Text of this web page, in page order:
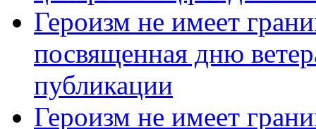
Героизм не имеет
посвященная дню
публикации
Героизм не имеет